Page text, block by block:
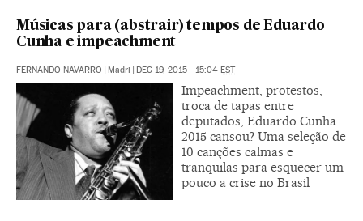
Músicas para (abstrair) tempos de Eduardo
Cunha e impeachment
FERNANDO NAVARRO | Madri | DEC 19, 2015 - 15:04 EST
Impeachment, protestos,
troca de tapas entre
deputados, Eduardo Cunha...
2015 cansou? Uma seleção de
10 canções calmas e
tranquilas para esquecer um
pouco a crise no Brasil